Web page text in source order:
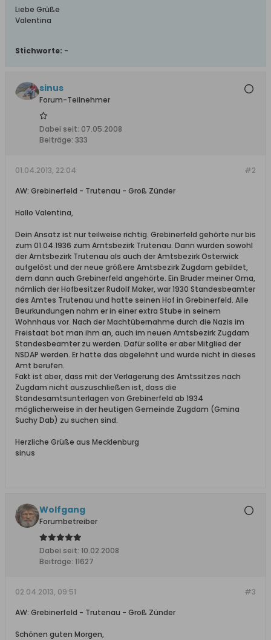
Liebe Grüße
Valentina
Stichworte: -
sinus
Forum-Teilnehmer
Dabei seit: 07.05.2008
Beiträge: 333
#2
01.04.2013, 22:04
AW: Grebinerfeld - Trutenau - Groß Zünder
Hallo Valentina,
Dein Ansatz ist nur teilweise richtig. Grebinerfeld gehörte nur bis
zum 01.04.1936 zum Amtsbezirk Trutenau. Dann wurden sowohl
der Amtsbezirk Trutenau als auch der Amtsbezirk Osterwick
aufgelöst und der neue größere Amtsbezirk Zugdam gebildet,
dem dann auch Grebinerfeld angehörte. Ein Bruder meiner Oma,
nämlich der Hofbesitzer Rudolf Maker, war 1930 Standesbeamter
des Amtes Trutenau und hatte seinen Hof in Grebinerfeld. Alle
Beurkundungen nahm er in einer extra Stube in seinem
Wohnhaus vor. Nach der Machtübernahme durch die Nazis im
Freistaat bot man ihm an, auch im neuen Amtsbezirk Zugdam
Standesbeamter zu werden. Dafür sollte er aber Mitglied der
NSDAP werden. Er hatte das abgelehnt und wurde nicht in dieses
Amt berufen.
Fakt ist aber, dass mit der Verlagerung des Amtssitzes nach
Zugdam nicht auszuschließen ist, dass die
Standesamtsunterlagen von Grebinerfeld ab 1934
möglicherweise in der heutigen Gemeinde Zugdam (Gmina
Suchy Dab) zu suchen sind.
Herzliche Grüße aus Mecklenburg
sinus
Wolfgang
Forumbetreiber
Dabei seit: 10.02.2008
Beiträge: 11627
#3
02.04.2013, 09:51
AW: Grebinerfeld - Trutenau - Groß Zünder
Schönen guten Morgen,